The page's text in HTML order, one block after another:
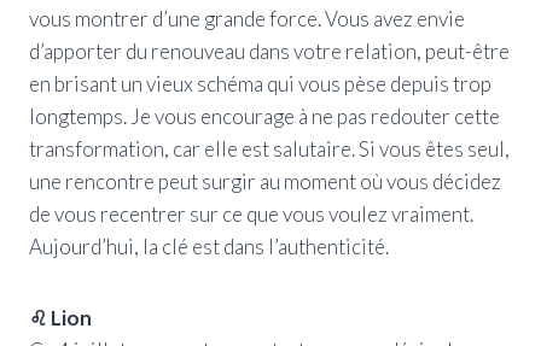
vous montrer d’une grande force. Vous avez envie
d’apporter du renouveau dans votre relation, peut-être
en brisant un vieux schéma qui vous pèse depuis trop
longtemps. Je vous encourage à ne pas redouter cette
transformation, car elle est salutaire. Si vous êtes seul,
une rencontre peut surgir au moment où vous décidez
de vous recentrer sur ce que vous voulez vraiment.
Aujourd’hui, la clé est dans l’authenticité.
♌ Lion